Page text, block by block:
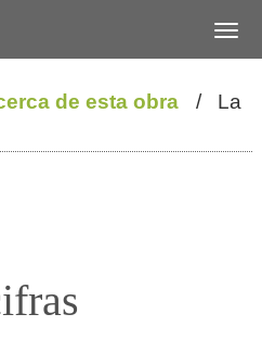
de esta obra
/ La